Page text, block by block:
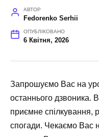
АВТОР
Fedorenko Serhii
ОПУБЛІКОВАНО
6 Квітня, 2026
Запрошуємо Вас на
останнього дзвоника.
приємне спілкування,
спогади. Чекаємо Вас